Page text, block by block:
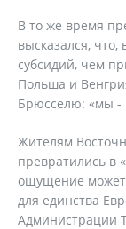
В то же время
высказался,
субсидий, чем
Польша и
Брюсселю: «мы -
Жителям
превратились в
ощущение может
для единства
Администрации